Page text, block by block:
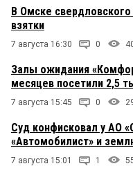
В Омске
взятки
7 августа 16:30 0
Залы ожидания
месяцев посетили 2,5
7 августа 15:45 0
Суд конфисковал у АО
«Автомобилист» и
7 августа 15:01 1